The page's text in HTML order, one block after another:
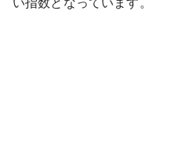
い指数となっています。